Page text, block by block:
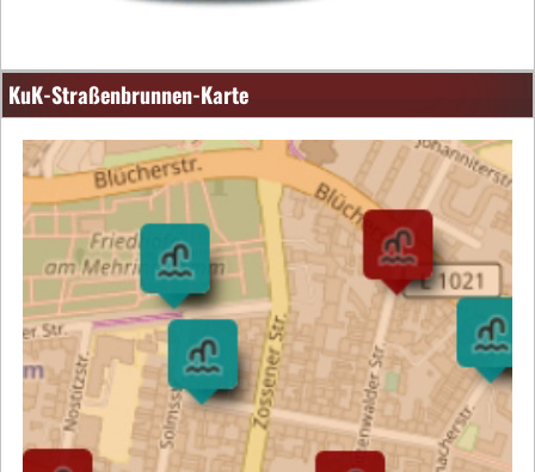
KuK-Straßenbrunnen-Karte